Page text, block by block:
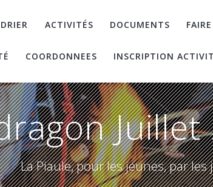
ACTIVITÉS DOCUMENTS
COORDONNEES INSCRIPTION
Juillet
La Piaule, pour les jeunes, par les